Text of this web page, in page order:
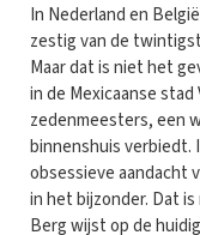
In Nederland en
zestig van de
Maar dat is niet het
in de Mexicaanse
zedenmeesters, een
binnenshuis verbiedt.
obsessieve aandacht
in het bijzonder. Dat
Berg wijst op de